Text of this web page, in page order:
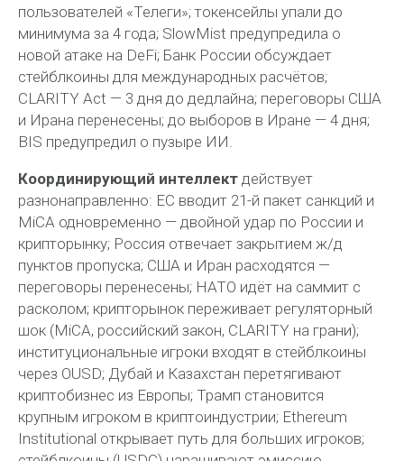
пользователей «Телеги»; токенсейлы упали до
минимума за 4 года; SlowMist предупредила о
новой атаке на DeFi; Банк России обсуждает
стейблкоины для международных расчётов;
CLARITY Act — 3 дня до дедлайна; переговоры США
и Ирана перенесены; до выборов в Иране — 4 дня;
BIS предупредил о пузыре ИИ.
Координирующий интеллект действует
разнонаправленно: ЕС вводит 21-й пакет санкций и
MiCA одновременно — двойной удар по России и
крипторынку; Россия отвечает закрытием ж/д
пунктов пропуска; США и Иран расходятся —
переговоры перенесены; НАТО идёт на саммит с
расколом; крипторынок переживает регуляторный
шок (MiCA, российский закон, CLARITY на грани);
институциональные игроки входят в стейблкоины
через OUSD; Дубай и Казахстан перетягивают
криптобизнес из Европы; Трамп становится
крупным игроком в криптоиндустрии; Ethereum
Institutional открывает путь для больших игроков;